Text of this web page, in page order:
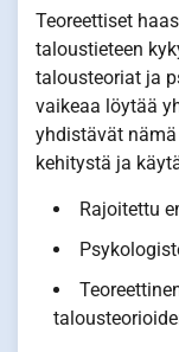
Teoreettiset
taloustieteen
talousteoriat ja
vaikeaa löytää
yhdistävät
kehitystä ja
Rajoitettu